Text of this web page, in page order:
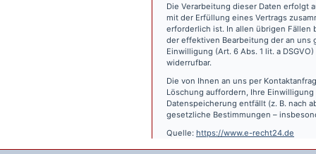
Die Verarbeitung dieser Daten erfolgt
mit der Erfüllung eines Vertrags
erforderlich ist. In allen übrigen Fällen
der effektiven Bearbeitung der an uns
Einwilligung (Art. 6 Abs. 1 lit. a
widerrufbar.
Die von Ihnen an uns per
Löschung auffordern, Ihre
Datenspeicherung entfällt (z. B. nach
gesetzliche Bestimmungen –
Quelle: https://www.e-recht24.de